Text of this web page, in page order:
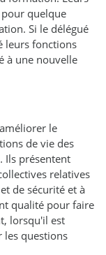
quelque
Si le délégué
leurs fonctions
à une nouvelle
le
de vie des
Ils présentent
relatives
de sécurité et à
qualité pour faire
lorsqu'il est
les questions